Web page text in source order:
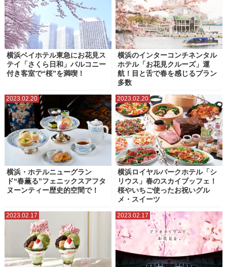
横浜ベイホテル東急にお花見ス
テイ「さくら日和」バルコニー
付き客室で“桜”を満喫！
横浜のインターコンチネンタル
ホテル「お花見クルーズ」運
航！目と舌で春を感じるプラン
多数
2023.02.20
横浜・ホテルニューグラン
ド“春薫る”フェニックスアフタ
ヌーンティー歴史的空間で！
2023.02.20
横浜ロイヤルパークホテル「シ
リウス」春のスカイブッフェ！
桜やいちご使ったお祝いグル
メ・スイーツ
2023.02.17 2023.02.17